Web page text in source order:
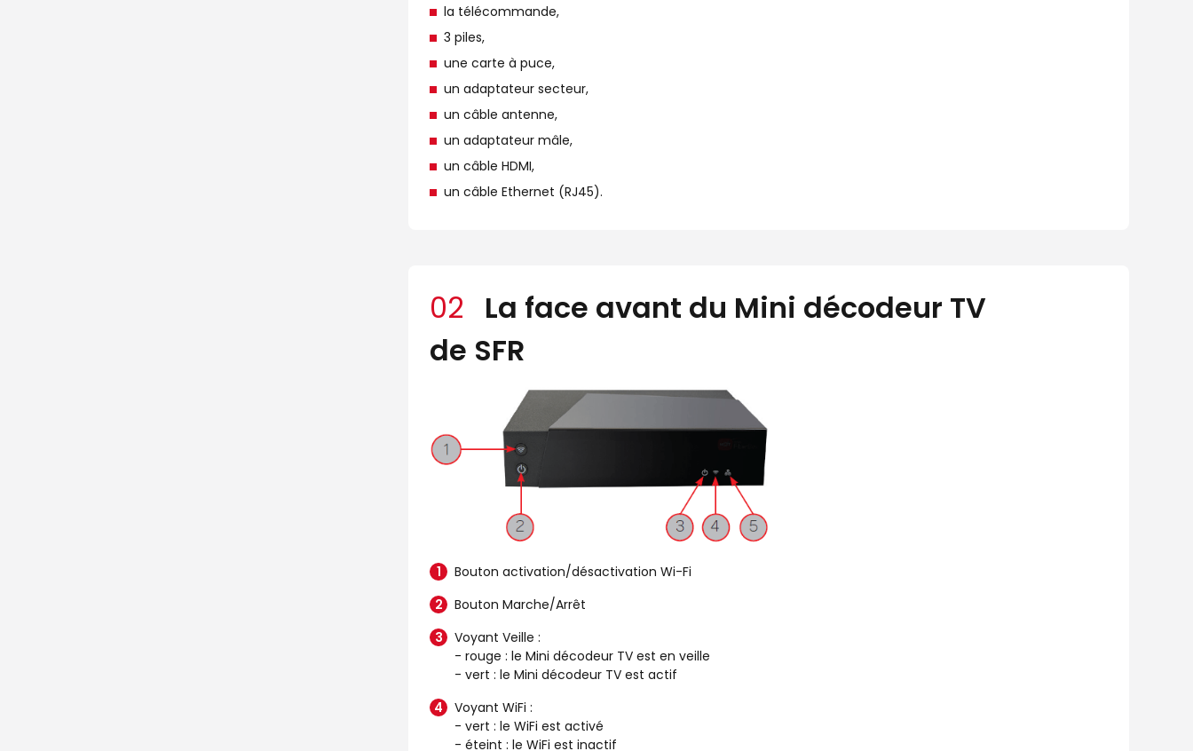
la télécommande,
3 piles,
une carte à puce,
un adaptateur secteur,
un câble antenne,
un adaptateur mâle,
un câble HDMI,
un câble Ethernet (RJ45).
02 La face avant du Mini décodeur TV
de SFR
Bouton activation/désactivation Wi-Fi
Bouton Marche/Arrêt
Voyant Veille :
- rouge : le Mini décodeur TV est en veille
- vert : le Mini décodeur TV est actif
Voyant WiFi :
- vert : le WiFi est activé
- éteint : le WiFi est inactif